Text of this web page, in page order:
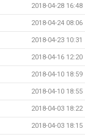
2018-04-28 16:48
2018-04-24 08:06
2018-04-23 10:31
2018-04-16 12:20
2018-04-10 18:59
2018-04-10 18:55
2018-04-03 18:22
2018-04-03 18:15